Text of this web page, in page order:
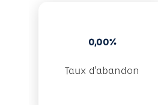
0,00%
Taux d'abandon